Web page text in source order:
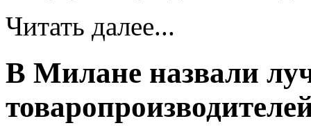
Читать далее...
В Милане назвали